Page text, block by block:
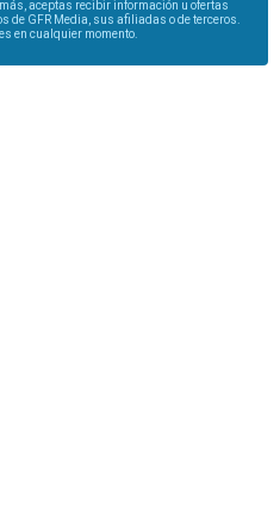
aceptas recibir información u ofertas
de GFR Media, sus afiliadas o de terceros.
en cualquier momento.